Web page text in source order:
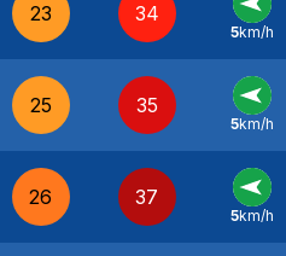
23 34
E -
5km/h
25 35
E -
5km/h
26 37
E -
5km/h